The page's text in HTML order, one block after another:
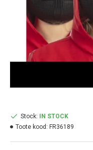
Stock:
IN STOCK
Toote kood: FR36189